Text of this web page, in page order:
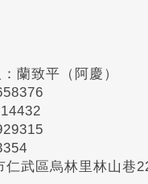
蘭致平（阿慶）
仁武區烏林里林山巷